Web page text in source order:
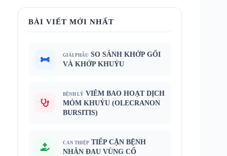
BÀI VIẾT MỚI NHẤT
GIẢI PHẪU SO SÁNH KHỚP GỐI
VÀ KHỚP KHUỶU
BỆNH LÝ VIÊM BAO HOẠT DỊCH
MỎM KHUỶU (OLECRANON
BURSITIS)
CAN THIỆP TIẾP CẬN BỆNH
NHÂN ĐAU VÙNG CỔ